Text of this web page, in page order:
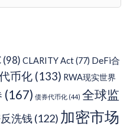
(98) CLARITY Act(77) DeFi合
币化 (133) RWA现实世界
(167) 债券代币化 (44) 全球监
洗钱 (122) 加密市场